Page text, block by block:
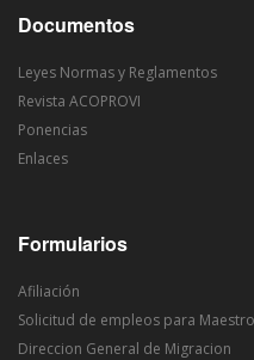
Documentos
Leyes Normas y Reglamentos
Revista ACOPROVI
Ponencias
Enlaces
Formularios
Afiliación
Solicitud de empleos para
Direccion General de Migracion